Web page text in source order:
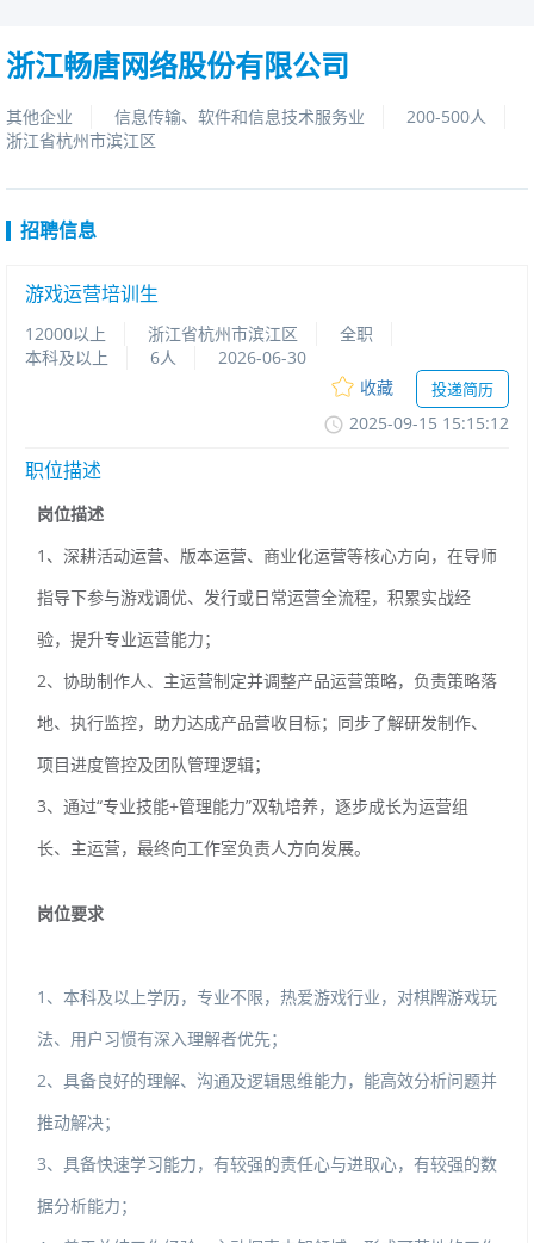
浙江畅唐网络股份有限公司
其他企业 信息传输、软件和信息技术服务业
200-500人
浙江省杭州市滨江区
招聘信息
游戏运营培训生
12000以上 浙江省杭州市滨江区
全职
本科及以上
6人
2026-06-30
收藏
投递简历
2025-09-1515:15:12
职位描述
岗位描述
1、深耕活动运营、版本运营、商业化运营等核心方向，在导师
指导下参与游戏调优、发行或日常运营全流程，积累实战经
验，提升专业运营能力；
2、协助制作人、主运营制定并调整产品运营策略，负责策略落
地、执行监控，助力达成产品营收目标；同步了解研发制作、
项目进度管控及团队管理逻辑；
3、通过“专业技能+管理能力”双轨培养，逐步成长为运营组
长、主运营，最终向工作室负责人方向发展。
岗位要求
1、本科及以上学历，专业不限，热爱游戏行业，对棋牌游戏玩
法、用户习惯有深入理解者优先；
2、具备良好的理解、沟通及逻辑思维能力，能高效分析问题并
推动解决；
3、具备快速学习能力，有较强的责任心与进取心，有较强的数
据分析能力；